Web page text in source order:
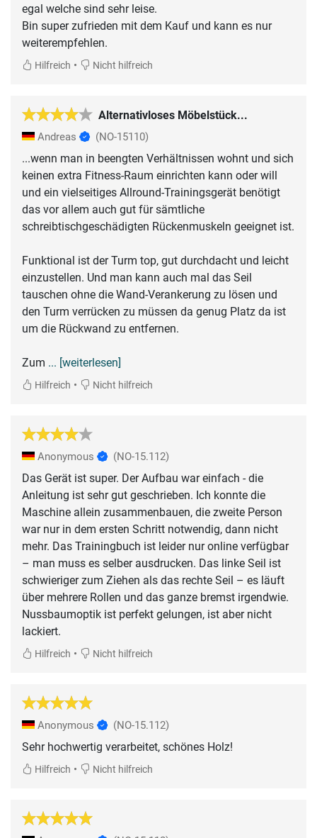
egal welche sind sehr leise.
Bin super zufrieden mit dem Kauf und kann es nur
weiterempfehlen.
Hilfreich • Nicht hilfreich
Alternativloses Möbelstück...
Andreas (NO-15110)
...wenn man in beengten Verhältnissen wohnt und sich
keinen extra Fitness-Raum einrichten kann oder will
und ein vielseitiges Allround-Trainingsgerät benötigt
das vor allem auch gut für sämtliche
schreibtischgeschädigten Rückenmuskeln geeignet ist.
Funktional ist der Turm top, gut durchdacht und leicht
einzustellen. Und man kann auch mal das Seil
tauschen ohne die Wand-Verankerung zu lösen und
den Turm verrücken zu müssen da genug Platz da ist
um die Rückwand zu entfernen.
Zum ... [weiterlesen]
Hilfreich • Nicht hilfreich
Anonymous (NO-15.112)
Das Gerät ist super. Der Aufbau war einfach - die
Anleitung ist sehr gut geschrieben. Ich konnte die
Maschine allein zusammenbauen, die zweite Person
war nur in dem ersten Schritt notwendig, dann nicht
mehr. Das Trainingbuch ist leider nur online verfügbar
– man muss es selber ausdrucken. Das linke Seil ist
schwieriger zum Ziehen als das rechte Seil – es läuft
über mehrere Rollen und das ganze bremst irgendwie.
Nussbaumoptik ist perfekt gelungen, ist aber nicht
lackiert.
Hilfreich • Nicht hilfreich
Anonymous (NO-15.112)
Sehr hochwertig verarbeitet, schönes Holz!
Hilfreich • Nicht hilfreich